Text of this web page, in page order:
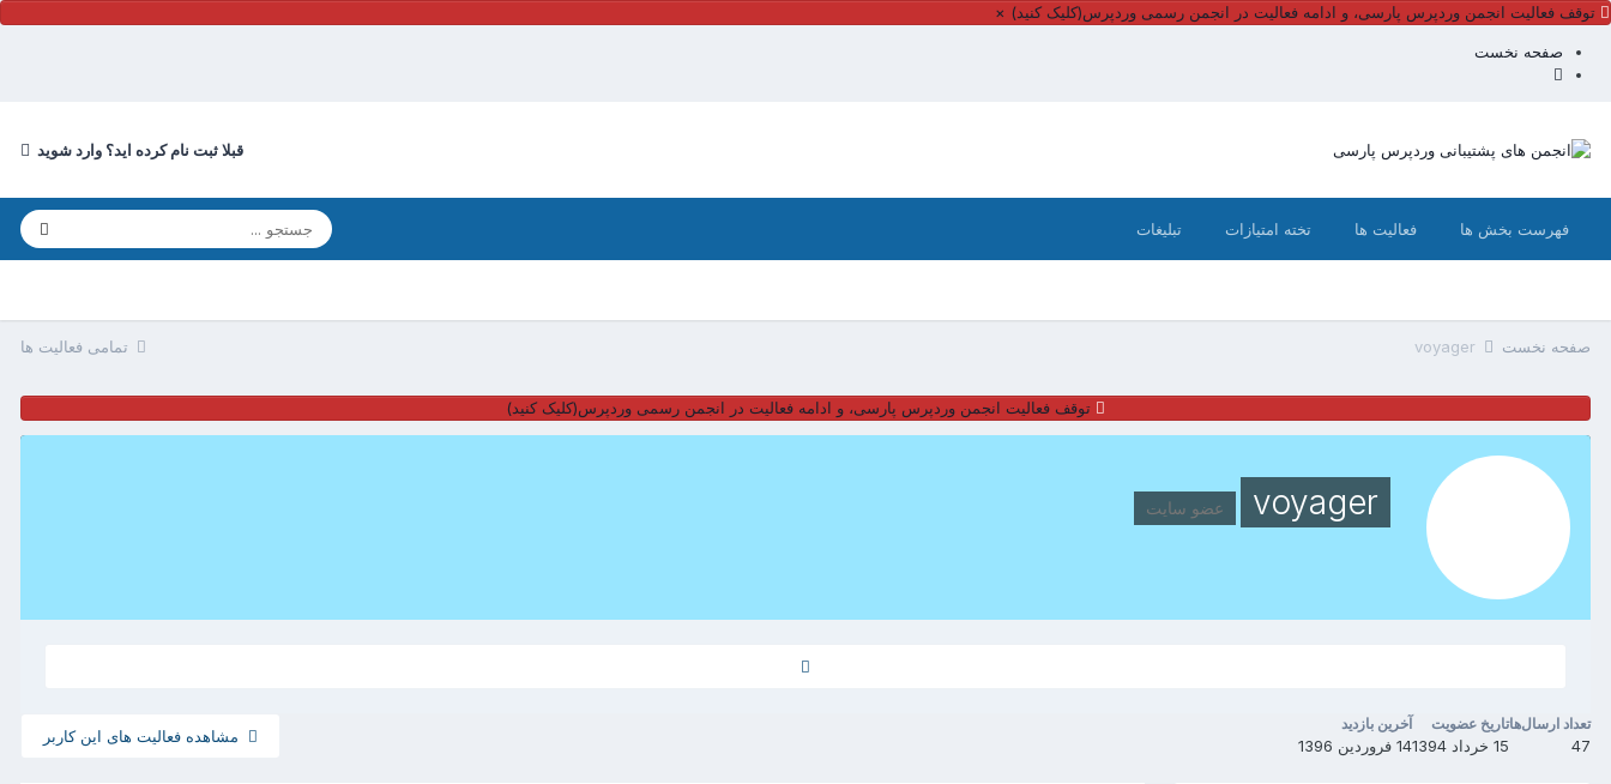
توقف فعالیت انجمن وردپرس پارسی، و ادامه فعالیت در انجمن رسمی وردپرس(کلیک کنید) ×
صفحه نخست
قبلا ثبت نام کرده اید؟ وارد شوید
فهرست بخش ها فعالیت ها تخته امتیازات تبلیغات
تمامی فعالیت ها صفحه نخست voyager
توقف فعالیت انجمن وردپرس پارسی، و ادامه فعالیت در انجمن رسمی وردپرس(کلیک کنید)
voyager عضو سایت
مشاهده فعالیت های این کاربر
تعداد ارسال‌ها
47
تاریخ عضویت
15 خرداد 1394
آخرین بازدید
14 فروردین 1396